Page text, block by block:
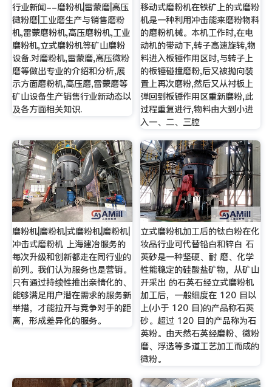
行业新闻--磨粉机|雷蒙磨|高压
微粉磨|工业磨生产与销售磨粉
机,雷蒙磨粉机,高压磨粉机,工业
磨粉机,立式磨粉机等矿山磨粉
设备.对磨粉机,雷蒙磨,高压微粉
磨等做出专业的介绍和分析,展
示方面磨粉机,高压磨,雷蒙磨等
矿山设备生产销售行业新动态以
及各方面相关知识.
移动式磨粉机在铁矿上的式磨粉
机是一种利用冲击能来磨粉物料
的磨粉机械。本机工作时,在电
动机的带动下,转子高速旋转,物
料进入板锤作用区时,与转子上
的板锤碰撞磨粉,后又被抛向装
置上再次磨粉,然后又从衬板上
弹回到板锤作用区重新磨粉,此
过程重复进行,物料由大到小进
入一、二、三腔
磨粉机|磨粉机|式磨粉机|磨粉机|
冲击式磨粉机 上海建冶服务的
每次升级和创新都走在同行业的
前列。我们认为服务也是营销。
只有通过持续性推出亲情化的、
能够满足用户潜在需求的服务新
举措，才能拉开与竞争对手的距
离，形成差异化的服务。
立式磨粉机加工后的钛白粉在化
妆品行业可代替铅白和锌白 石
英砂是一种坚硬、耐 磨、化学
性能稳定的硅酸盐矿物，从矿山
开采出 的石英石经立式磨粉机
加工后，一般细度在 120 目以
上(小于 120 目)的产品称石英
砂。超过 120 目的产品称为石
英粉。由天然石英经磨粉、微粉
磨、浮选等多道工艺加工而成的
微粉。